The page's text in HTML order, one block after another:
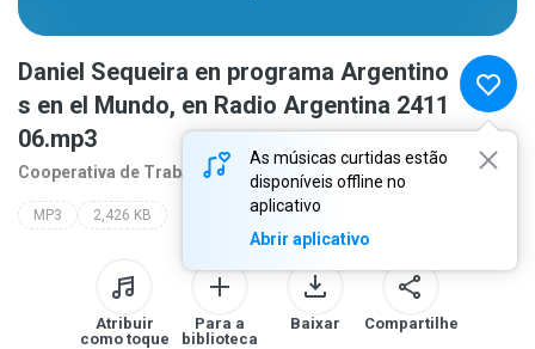
As músicas curtidas estão
disponíveis offline no
aplicativo
Abrir aplicativo
Daniel Sequeira en programa Argentino
s en el Mundo, en Radio Argentina 2411
06.mp3
Cooperativa de Traba 1 ano atrás mais...
MP3 2,426 KB
Atribuir
como toque
Para a
biblioteca
Baixar Compartilhe